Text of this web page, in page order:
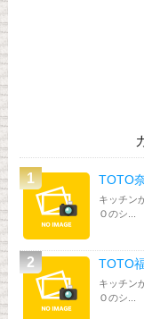
TOTO
キッチン
Ｏのシ...
TOTO
キッチン
Ｏのシ...